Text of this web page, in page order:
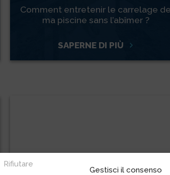
Gestisci il consenso
Rifiutare
Comment entretenir le carrelage de
ma piscine sans l’abîmer ?
SAPERNE DI PIÙ